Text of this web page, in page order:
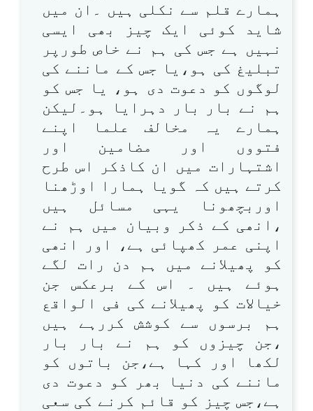
ہمارے قلم سے نکلی ہیں ۔ان میں
شاید کوئی ایک چیز بھی ایسی
نہیں ہے جس کی ہم نے خاص طورپر
تبلیغ کی ہو،یا جس کے ماننے کی
لوگوں کو دعوت دی ہو، یا جس کو
ہم نے بار بار دہرایا ہو۔لیکن
ہمارے یہ مخالف علما اپنے
فتووں اور مضامین اور
اشتہارات میں ان کاذکر اس طرح
کرتے ہیں کہ گویا ہمارا اوڑھنا
اوربچھونا یہی مسائل ہیں
،انھی کے ذکر وبیان میں ہم نے
اپنی عمر کھپائی ہے، اور انھی
کو پھیلانے میں ہم دن رات لگے
ہوئے ہیں ۔ اس کے برعکس جن
خیالات کو پھیلانے کی فی الواقع
ہم برسوں سے کوشش کررہے ہیں
،جن چیزوں کو ہم نے بار بار
لکھا اور کہا ہے،جن باتوں کو
ماننے کی دنیا بھر کو دعوت دی
ہے،جس چیز کو قائم کرنے کی سعی